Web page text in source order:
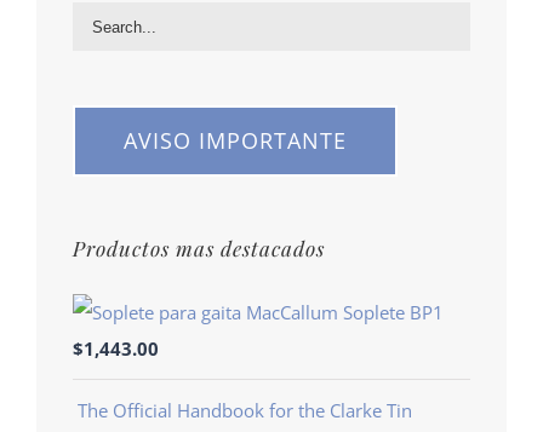
AVISO IMPORTANTE
Productos mas destacados
Soplete BP1
$1,443.00
The Official Handbook for the Clarke Tin